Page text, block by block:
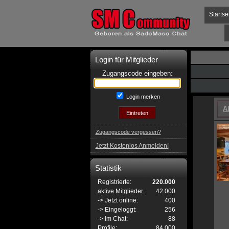
Login für Mitglieder
Zugangscode eingeben:
Login merken
Zugangscode vergessen?
Jetzt Kostenlos Anmelden!
Statistik
Registrierte:
220.000
aktive Mitglieder:
42.000
-> Jetzt online:
400
-> Eingeloggt:
256
-> Im Chat:
88